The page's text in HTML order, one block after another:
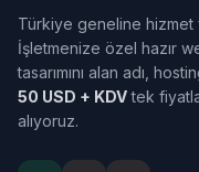
Türkiye geneline hizmet
İşletmenize özel hazır
tasarımını alan adı,
50 USD + KDVtek
alıyoruz.